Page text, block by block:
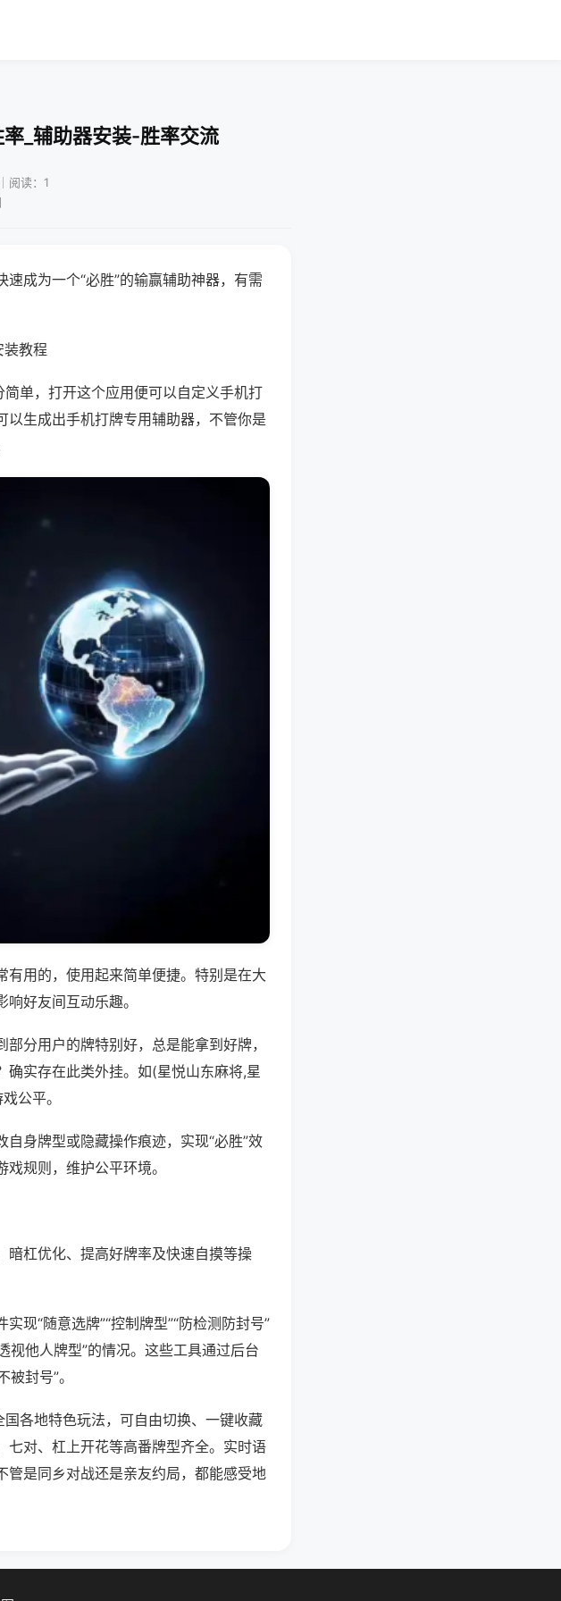
_辅助器安装-胜率交流
阅读：1
成为一个“必胜”的输赢辅助神器，有需
教程
单，打开这个应用便可以自定义手机打
生成出手机打牌专用辅助器，不管你是
用的，使用起来简单便捷。特别是在大
好友间互动乐趣。
分用户的牌特别好，总是能拿到好牌，
实存在此类外挂。如(星悦山东麻将,星
公平。
身牌型或隐藏操作痕迹，实现“必胜”效
规则，维护公平环境。
暗杠优化、提高好牌率及快速自摸等操
现“随意选牌”“控制牌型”“防检测防封号”
视他人牌型”的情况。这些工具通过后台
封号”。
各地特色玩法，可自由切换、一键收藏
七对、杠上开花等高番牌型齐全。实时语
是同乡对战还是亲友约局，都能感受地